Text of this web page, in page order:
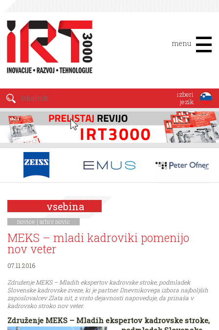
menu
izberi
jezik
vsebina
novice | arhiv novic
MEKS – mladi kadroviki pomenijo
nov veter
07.11.2016
Združenje MEKS – Mladih ekspertov kadrovske stroke, podmladek
Slovenske kadrovske zveze, ki je partner Dnevnikovega izbora najboljših
zaposlovalcev Zlata nit, z vrsto dejavnosti napoveduje, da prinaša v
kadrovsko stroko nov veter.
Združenje MEKS – Mladih ekspertov kadrovske stroke,